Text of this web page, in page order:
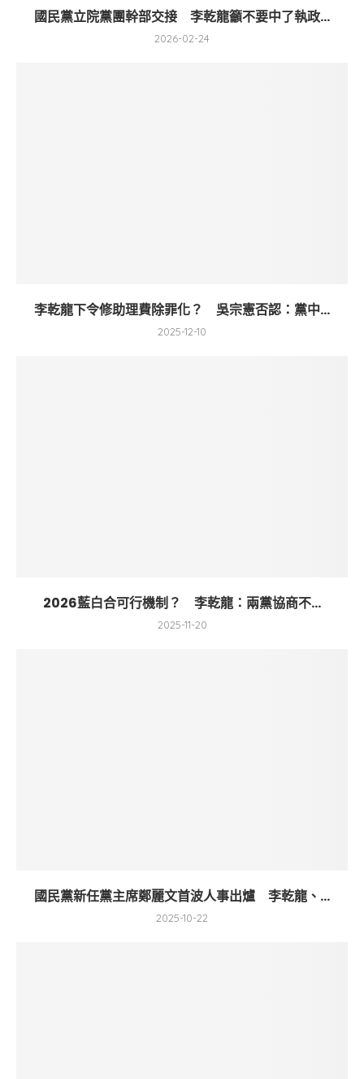
國民黨立院黨團幹部交接 李乾龍籲不要中了執政...
2026-02-24
李乾龍下令修助理費除罪化？ 吳宗憲否認：黨中...
2025-12-10
2026藍白合可行機制？ 李乾龍：兩黨協商不...
2025-11-20
國民黨新任黨主席鄭麗文首波人事出爐 李乾龍、...
2025-10-22